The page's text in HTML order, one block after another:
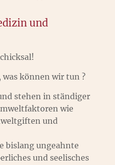
und
was können wir tun ?
stehen in ständiger
wie
und
bislang ungeahnte
und seelisches